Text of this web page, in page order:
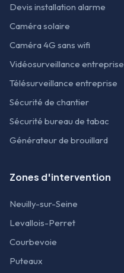
Devis installation alarme
Caméra solaire
Caméra 4G sans wifi
Vidéosurveillance entreprise
Télésurveillance entreprise
Sécurité de chantier
Sécurité bureau de tabac
Générateur de brouillard
Zones d'intervention
Neuilly-sur-Seine
Levallois-Perret
Courbevoie
Puteaux